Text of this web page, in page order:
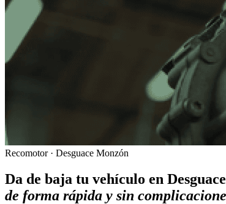
Recomotor · Desguace Monzón
Da de baja tu vehículo en
de forma rápida y sin